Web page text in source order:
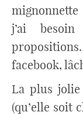
mignonnette
j’ai
facebook,
La plus jolie
(qu’elle soit